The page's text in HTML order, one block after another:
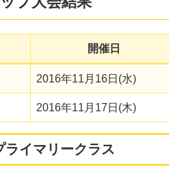
開催日
2016年11月16日(水)
2016年11月17日(木)
イマリークラス